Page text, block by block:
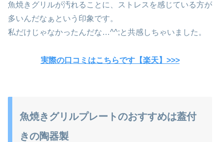
魚焼きグリルが汚れることに、ストレスを感じている方が
多いんだなぁという印象です。
私だけじゃなかったんだな…^^;と共感しちゃいました。
実際の口コミはこちらです【楽天】>>>
魚焼きグリルプレートのおすすめは蓋付
きの陶器製